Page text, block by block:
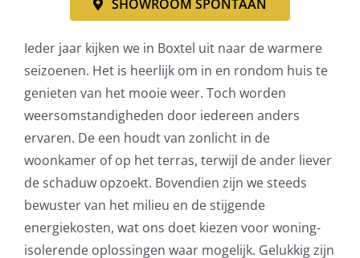
SHOWROOM SPONTAAN
Ieder jaar kijken we in Boxtel uit naar de warmere
seizoenen. Het is heerlijk om in en rondom huis te
genieten van het mooie weer. Toch worden
weersomstandigheden door iedereen anders
ervaren. De een houdt van zonlicht in de
woonkamer of op het terras, terwijl de ander liever
de schaduw opzoekt. Bovendien zijn we steeds
bewuster van het milieu en de stijgende
energiekosten, wat ons doet kiezen voor woning-
isolerende oplossingen waar mogelijk. Gelukkig zijn